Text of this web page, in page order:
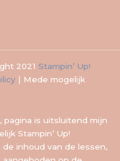
2021 Stampin’ Up!
| Mede mogelijk
pagina is uitsluitend mijn
Stampin’ Up!
inhoud van de lessen,